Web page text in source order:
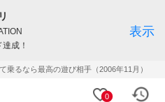
成！
表示
乗るなら最高の遊び相手（2006年11月）
0